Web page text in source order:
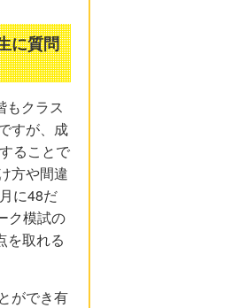
に質問
もクラス
すが、成
ることで
方や間違
に48だ
ク模試の
を取れる
ができ有